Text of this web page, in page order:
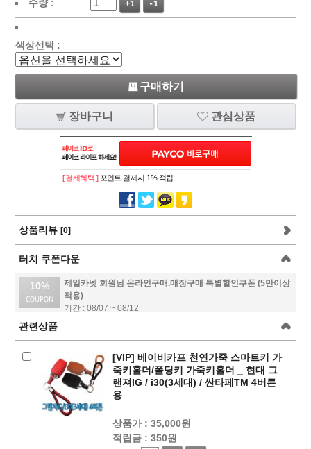
수량 :
+1 -1
색상선택 :
구매하기
장바구니 관심상품
[ 결제혜택 ] 포인트 결제시 1% 적립!
상품리뷰 [0]
터치 쿠폰다운
10%
제일카넷 회원님 온라인구매.매장구매 특별할인쿠폰 (5만이상
적용)
기간 : 08/07 ~ 08/12
관련상품
[VIP] 베이비카프 천연가죽 스마트키 가
죽키홀더/폴딩키 가죽키홀더 _ 현대 그
랜져IG / i30(3세대) / 싼타페TM 4버튼
용
상품가 : 35,000원
적립금 : 350원